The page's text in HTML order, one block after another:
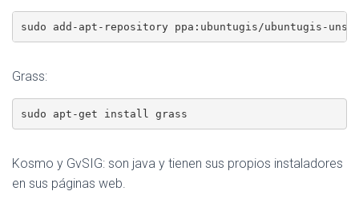
sudo add-apt-repository ppa:ubuntugis/ubuntugis-
Grass:
sudo apt-get install grass
Kosmo y GvSIG: son java y tienen sus propios instaladores
en sus páginas web.